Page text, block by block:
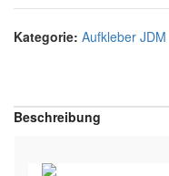
Kategorie: Aufkleber JDM
Beschreibung